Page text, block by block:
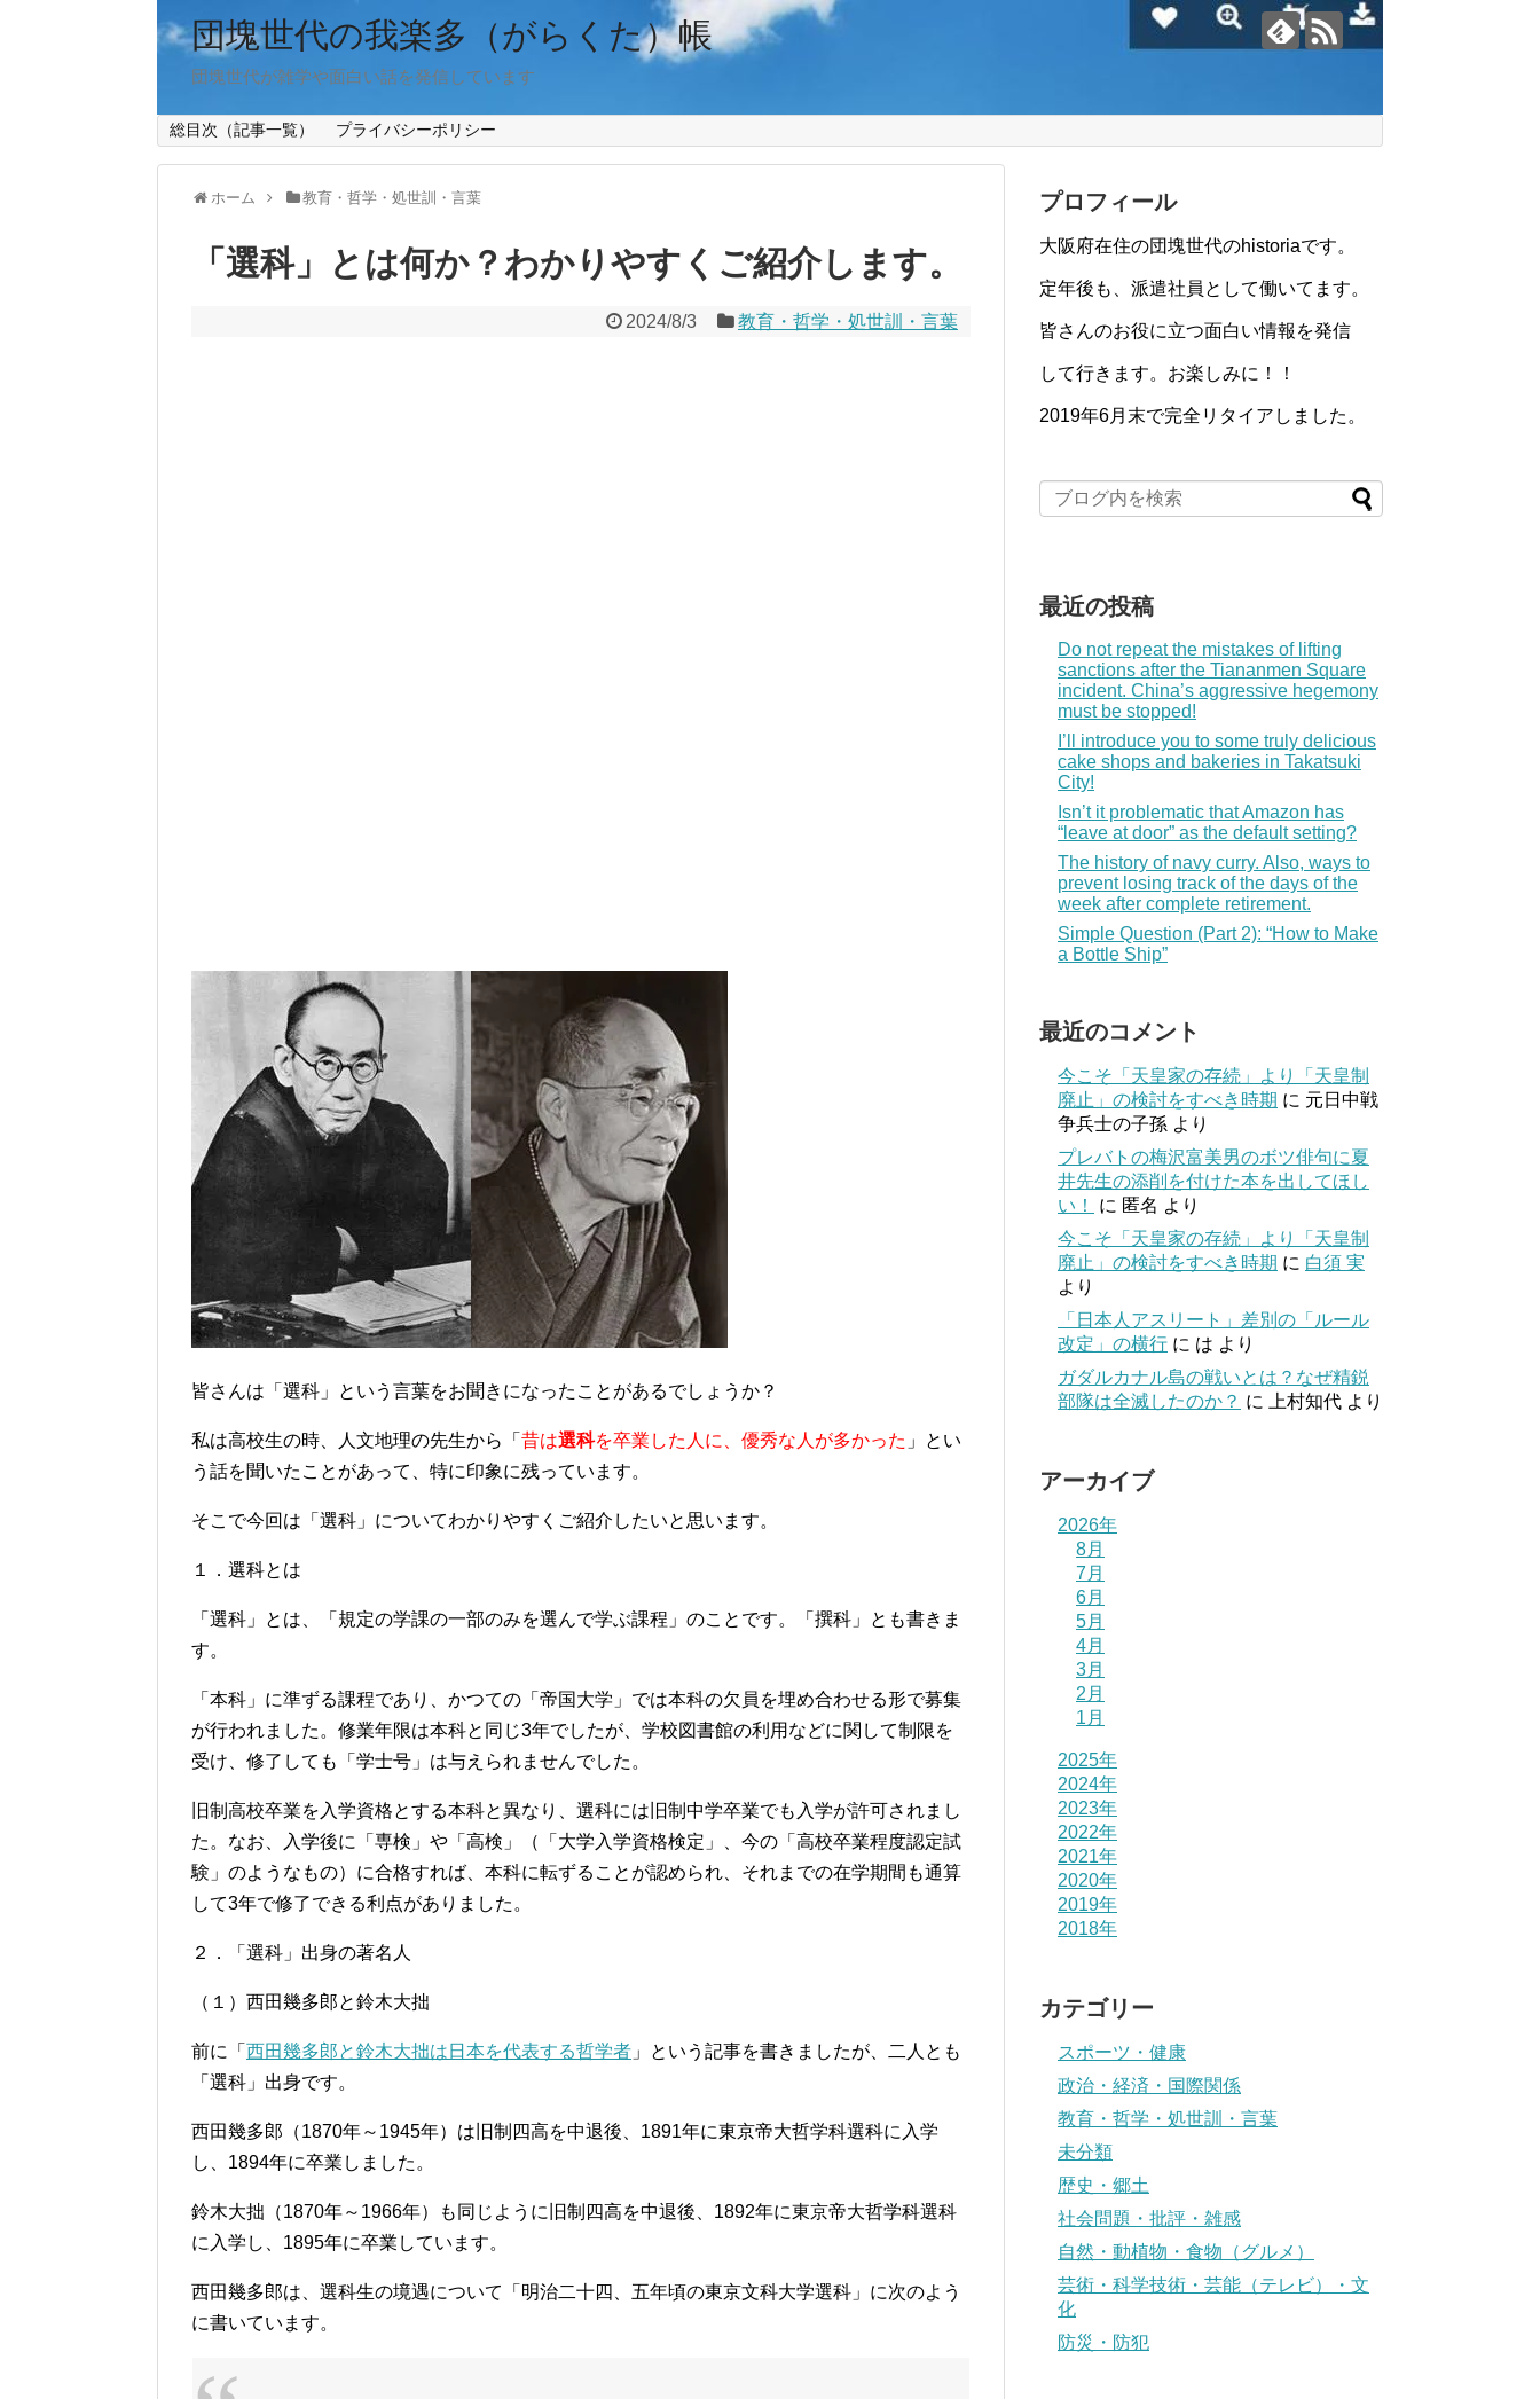
団塊世代の我楽多（がらくた）帳
団塊世代が雑学や面白い話を発信しています
総目次（記事一覧） プライバシーポリシー
ホーム 教育・哲学・処世訓・言葉
「選科」とは何か？わかりやすくご紹介します。
2024/8/3 教育・哲学・処世訓・言葉
皆さんは「選科」という言葉をお聞きになったことがあるでしょうか？
私は高校生の時、人文地理の先生から「 昔は選科を卒業した人に、優秀な人が多かった 」とい
う話を聞いたことがあって、特に印象に残っています。
そこで今回は「選科」についてわかりやすくご紹介したいと思います。
１．選科とは
「選科」とは、「規定の学課の一部のみを選んで学ぶ課程」のことです。「撰科」とも書きま
す。
「本科」に準ずる課程であり、かつての「帝国大学」では本科の欠員を埋め合わせる形で募集
が行われました。修業年限は本科と同じ3年でしたが、学校図書館の利用などに関して制限を
受け、修了しても「学士号」は与えられませんでした。
旧制高校卒業を入学資格とする本科と異なり、選科には旧制中学卒業でも入学が許可されまし
た。なお、入学後に「専検」や「高検」（「大学入学資格検定」、今の「高校卒業程度認定試
験」のようなもの）に合格すれば、本科に転ずることが認められ、それまでの在学期間も通算
して3年で修了できる利点がありました。
２．「選科」出身の著名人
（１）西田幾多郎と鈴木大拙
前に「 西田幾多郎と鈴木大拙は日本を代表する哲学者 」という記事を書きましたが、二人とも
「選科」出身です。
西田幾多郎（1870年～1945年）は旧制四高を中退後、1891年に東京帝大哲学科選科に入学
し、1894年に卒業しました。
鈴木大拙（1870年～1966年）も同じように旧制四高を中退後、1892年に東京帝大哲学科選科
に入学し、1895年に卒業しています。
西田幾多郎は、選科生の境遇について「明治二十四、五年頃の東京文科大学選科」に次のよう
に書いています。
プロフィール
大阪府在住の団塊世代のhistoriaです。
定年後も、派遣社員として働いてます。
皆さんのお役に立つ面白い情報を発信
して行きます。お楽しみに！！
2019年6月末で完全リタイアしました。
最近の投稿
Do not repeat the mistakes of lifting
sanctions after the Tiananmen Square
incident. China’s aggressive hegemony
must be stopped!
I’ll introduce you to some truly delicious
cake shops and bakeries in Takatsuki
City!
Isn’t it problematic that Amazon has
“leave at door” as the default setting?
The history of navy curry. Also, ways to
prevent losing track of the days of the
week after complete retirement.
Simple Question (Part 2): “How to Make
a Bottle Ship”
最近のコメント
今こそ「天皇家の存続」より「天皇制
廃止」の検討をすべき時期 に 元日中戦
争兵士の子孫 より
プレバトの梅沢富美男のボツ俳句に夏
井先生の添削を付けた本を出してほし
い！
に 匿名 より
今こそ「天皇家の存続」より「天皇制
廃止」の検討をすべき時期 に 白須 実
より
「日本人アスリート」差別の「ルール
改定」の横行 に は より
ガダルカナル島の戦いとは？なぜ精鋭
部隊は全滅したのか？ に 上村知代 より
アーカイブ
2026年
8月
7月
6月
5月
4月
3月
2月
1月
2025年
2024年
2023年
2022年
2021年
2020年
2019年
2018年
カテゴリー
スポーツ・健康
政治・経済・国際関係
教育・哲学・処世訓・言葉
未分類
歴史・郷土
社会問題・批評・雑感
自然・動植物・食物（グルメ）
芸術・科学技術・芸能（テレビ）・文
化
防災・防犯